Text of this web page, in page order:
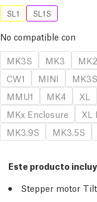
SL1 SL1S
No compatible con
MK3S
MK3
CW1
MINI
MMU1
MK4 XL
MKx Enclosure
XL
MK3.9S
MK3.5S
Este producto
Stepper motor Tilt